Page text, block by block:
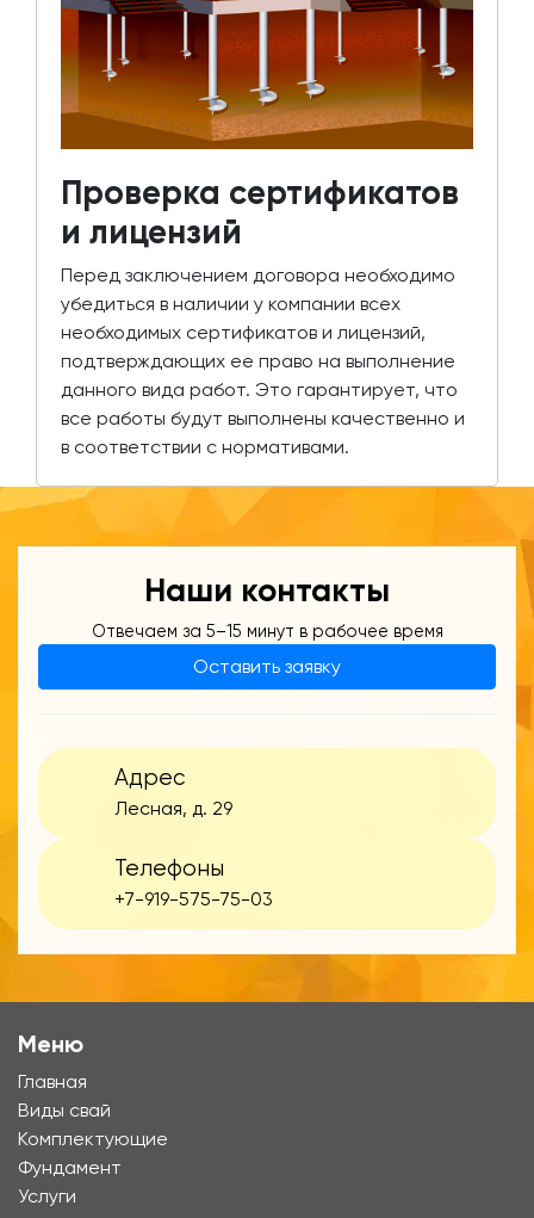
Проверка сертификатов
и лицензий
Перед заключением договора необходимо
убедиться в наличии у компании всех
необходимых сертификатов и лицензий,
подтверждающих ее право на выполнение
данного вида работ. Это гарантирует, что
все работы будут выполнены качественно и
в соответствии с нормативами.
Наши контакты
Отвечаем за 5–15 минут в рабочее время
Оставить заявку
Адрес
Лесная, д. 29
Телефоны
+7-919-575-75-03
Меню
Главная
Виды свай
Комплектующие
Фундамент
Услуги